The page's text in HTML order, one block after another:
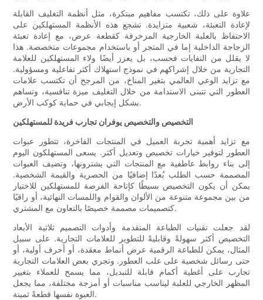
علاوة على ذلك، تكتسب مفاهيم مبتكرة، مثل أنظمة التغليف القابلة
لإعادة التعبئة، شعبية متزايدة. تشجع هذه الأنظمة المستهلكين على
الاحتفاظ بالعلبة الخارجية المزخرفة كقطعة عرض، مع إعادة تعبئة
الزجاجة الداخلية إما في المتجر أو باستخدام مجموعات متخصصة. هذا
لا يقلل من النفايات فحسب، بل يعزز أيضًا ولاء المستهلكين للعلامة
التجارية من خلال إشراكهم في نموذج استهلاك أكثر تفاعلية ومسؤولية.
مع تزايد الوعي العالمي بتغير المناخ، من المرجح أن تكتسب علامات
العطور التي تتبنى الاستدامة من خلال التغليف ميزة تنافسية، وتساهم
بشكل إيجابي في حماية كوكب الأرض.
التخصيص والتخصيص يوفران تجارب فريدة للمستهلكين
مع تزايد أهمية تجربة العميل في المنتجات الفاخرة، تتطور عبوات
العطور لتوفير خيارات تخصيص وتعديل أكثر. يسعى المستهلكون اليوم
إلى بناء روابط عاطفية مع المنتجات التي يشترونها، وتضيف العبوات
المصممة حسب الطلب بُعدًا إضافيًا من الحصرية والقيمة الشخصية.
يمكن أن يكون التخصيص بسيطًا كإتاحة الفرصة للمستهلكين للاختيار
من بين مجموعة متنوعة من الألوان والقوام واللمسات النهائية، أو راقيًا
كتصميمات مصممة خصيصًا بالتعاون مع المشتري.
لقد جعلت تقنيات الطباعة المتقدمة وأدوات التصميم ثلاثية الأبعاد
التخصيص أكثر سهولةً وقابليةً للتطوير للعلامات التجارية. على سبيل
المثال، يمكن للطباعة الرقمية عرض أنماط معقدة، أو أحرف أولية، أو
حتى رسائل شخصية على علب العطور. وتجري بعض العلامات التجارية
تجارب على أغطية أكمام قابلة للتبديل، مما يسمح للعملاء بتغيير
المظهر الخارجي للعلبة ليناسب مناسبات أو أمزجة مختلفة، مما يجعل
العبوة نفسها قطعةً ثمينة.